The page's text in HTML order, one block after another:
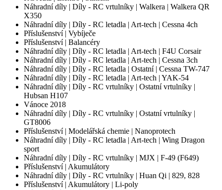
Náhradní díly | Díly - RC vrtulníky | Walkera | Walkera QR
X350
Náhradní díly | Díly - RC letadla | Art-tech | Cessna 4ch
Příslušenství | Vybíječe
Příslušenství | Balancéry
Náhradní díly | Díly - RC letadla | Art-tech | F4U Corsair
Náhradní díly | Díly - RC letadla | Art-tech | Cessna 3ch
Náhradní díly | Díly - RC letadla | Ostatní | Cessna TW-747
Náhradní díly | Díly - RC letadla | Art-tech | YAK-54
Náhradní díly | Díly - RC vrtulníky | Ostatní vrtulníky |
Hubsan H107
Vánoce 2018
Náhradní díly | Díly - RC vrtulníky | Ostatní vrtulníky |
GT8006
Příslušenství | Modelářská chemie | Nanoprotech
Náhradní díly | Díly - RC letadla | Art-tech | Wing Dragon
sport
Náhradní díly | Díly - RC vrtulníky | MJX | F-49 (F649)
Příslušenství | Akumulátory
Náhradní díly | Díly - RC vrtulníky | Huan Qi | 829, 828
Příslušenství | Akumulátory | Li-poly